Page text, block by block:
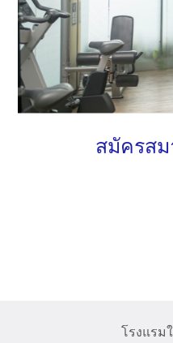
สมัครส
โรงแรม